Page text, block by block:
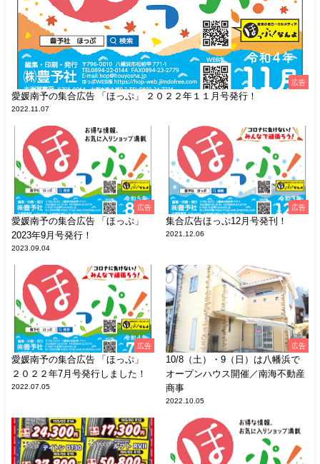
広告
愛媛南予の集合広告 「ほっぷ」 ２０２２年１１月号発行！
2022.11.07
広告
愛媛南予の集合広告 「ほっぷ」
2023年9月号発行！
2023.09.04
広告
集合広告ほっぷ12月号発刊！
2021.12.06
広告
愛媛南予の集合広告 「ほっぷ」
２０２２年7月号発行しました！
2022.07.05
広告
10/8（土）・9（日）は八幡浜で
オープンハウス開催／南海不動産
商事
2022.10.05